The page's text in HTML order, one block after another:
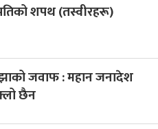
शपथ (तस्वीरहरू)
जवाफ : महान जनादेश
छैन